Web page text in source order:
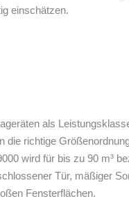
einschätzen.
als
die richtige
wird für bis zu 90 m³
Tür, mäßiger
Fensterflächen.